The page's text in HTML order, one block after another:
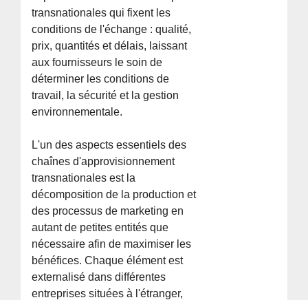
transnationales qui fixent les
conditions de l'échange : qualité,
prix, quantités et délais, laissant
aux fournisseurs le soin de
déterminer les conditions de
travail, la sécurité et la gestion
environnementale.
L'un des aspects essentiels des
chaînes d'approvisionnement
transnationales est la
décomposition de la production et
des processus de marketing en
autant de petites entités que
nécessaire afin de maximiser les
bénéfices. Chaque élément est
externalisé dans différentes
entreprises situées à l'étranger,